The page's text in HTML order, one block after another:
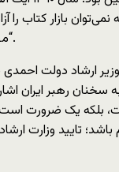
بازار کتاب را
“مضر” وارد جامعه شوند.
ارشاد دولت
سخنان رهبر ایران
بلکه یک ضرورت
تایید وزارت